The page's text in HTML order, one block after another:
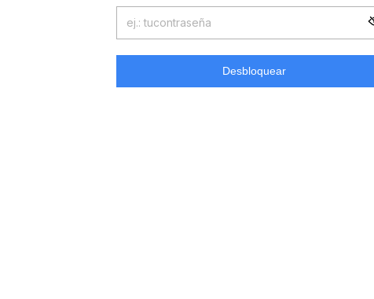
Desbloquear